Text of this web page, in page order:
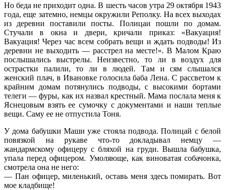
Но беда не приходит одна. В шесть часов утра 29 октября 1943
года, еще затемно, немцы окружили Реполку. На всех выходах
из деревни поставили посты. Полицаи пошли по домам.
Стучали в окна и двери, кричали приказ: «Вакуация!
Вакуация! Через час всем собрать вещи и ждать подводы! Из
деревни не выходить — расстрел на месте!». В Малом Краю
послышались выстрелы. Неизвестно, то ли в воздух для
острастки палили, то ли в людей. Там и сям слышался
женский плач, в Ивановке голосила баба Лена. С рассветом к
крайним домам потянулись подводы, с высокими бортами
телеги — фуры, как их назвал крестный. Мама послала меня к
Яснецовым взять ее сумочку с документами и наши теплые
вещи. Саму ее не отпустила Тоня.
У дома бабушки Маши уже стояла подвода. Полицай с белой
повязкой на рукаве что-то докладывал немцу —
жандармскому офицеру с бляхой на груди. Вышла бабушка,
упала перед офицером. Умоляюще, как виноватая собачонка,
смотрела она не него:
— Пан офицер, миленький, оставь меня здесь помирать. Вот
мое кладбище!